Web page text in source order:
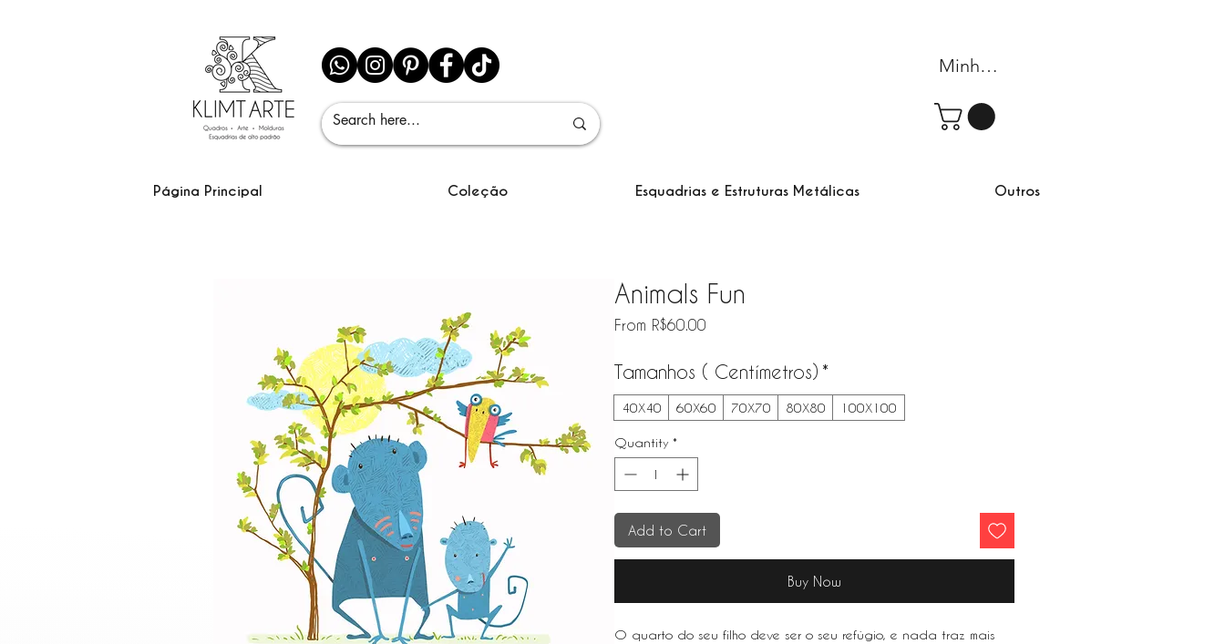
Minha conta
Página Principal Coleção Esquadrias e Estruturas Metálicas Outros
Animals Fun
From R$60.00Sale
Tamanhos ( Centímetros) *
40X40 60X60 70X70 80X80 100X100
Quantity *
Add to Cart
Buy Now
O quarto do seu filho deve ser o seu refúgio, e nada traz mais